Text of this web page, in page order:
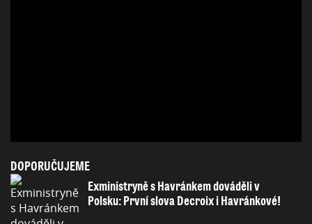
DOPORUČUJEME
Exministryně s Havránkem dováděli v
Polsku: První slova Decroix i Havránkové!